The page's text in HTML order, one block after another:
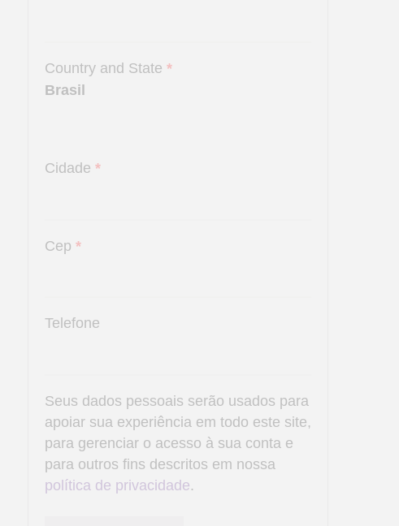
Country and State*
Brasil
Cidade*
Cep*
Telefone
Seus dados pessoais serão usados para
apoiar sua experiência em todo este site,
para gerenciar o acesso à sua conta e
para outros fins descritos em nossa
política de privacidade.